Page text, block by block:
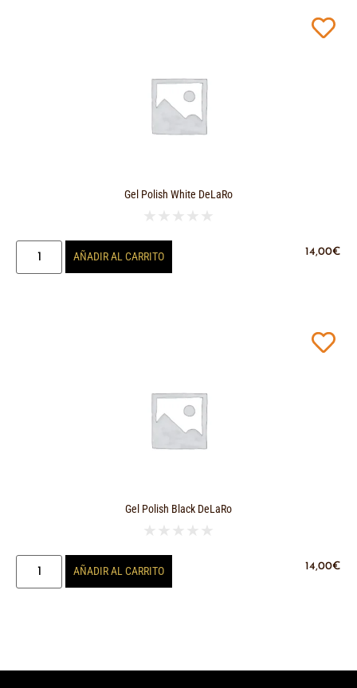
Gel Polish White DeLaRo
★ ★ ★ ★ ★
14,00€
AÑADIR AL CARRITO
Gel Polish Black DeLaRo
★ ★ ★ ★ ★
14,00€
AÑADIR AL CARRITO